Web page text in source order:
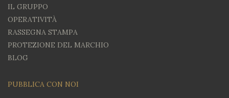
IL GRUPPO
OPERATIVITÀ
RASSEGNA STAMPA
PROTEZIONE DEL MARCHIO
BLOG
PUBBLICA CON NOI